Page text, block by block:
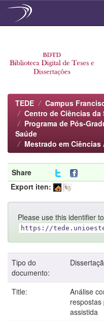
TEDE
Campus
Centro de Ciências da
Programa de Pós-
Saúde
Mestrado em
Share
Export iten:
Please use this identifier
https://
Tipo do
documento:
Title:
Análise
assistida